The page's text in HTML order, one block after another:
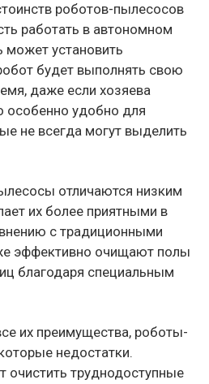
роботов-пылесосов
работать в автономном
может установить
будет выполнять свою
даже если хозяева
особенно удобно для
не всегда могут выделить
отличаются низким
их более приятными в
с традиционными
эффективно очищают полы
благодаря специальным
их преимущества, роботы-
недостатки.
очистить труднодоступные